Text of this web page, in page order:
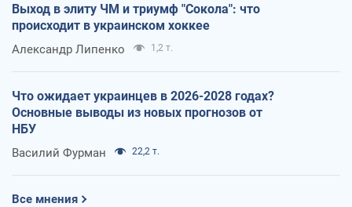
Выход в элиту ЧМ и триумф "Сокола": что
происходит в украинском хоккее
Александр Липенко 1,2 т.
Что ожидает украинцев в 2026-2028 годах?
Основные выводы из новых прогнозов от
НБУ
Василий Фурман 22,2 т.
Все мнения